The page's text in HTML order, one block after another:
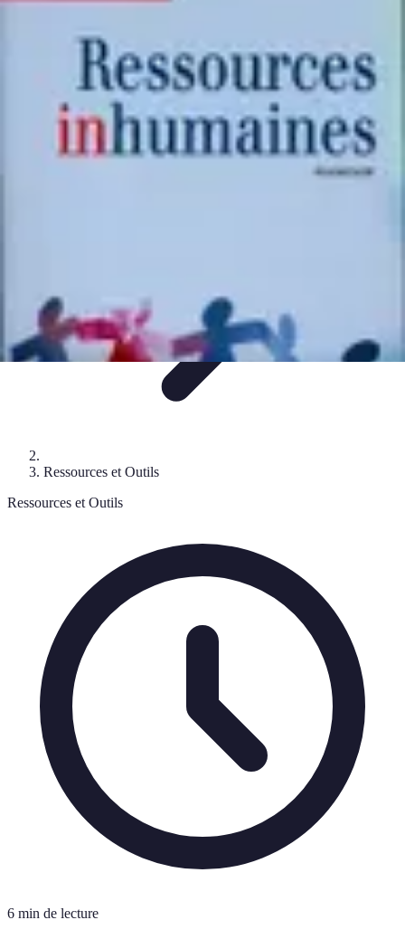
d'apprentissageMéthodes d'apprentissage Techniques
Apprendre Rubik Cube
Ressources et Outils
Ressources et Outils
6 min de lecture